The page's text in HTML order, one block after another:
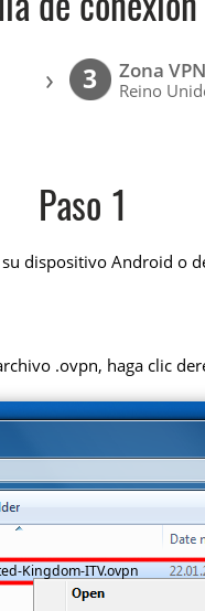
de conexión
› 3 Zona VPN
Reino
Paso 1
dispositivo Android o
.ovpn, haga clic
Kingdom-ITV.ovpn